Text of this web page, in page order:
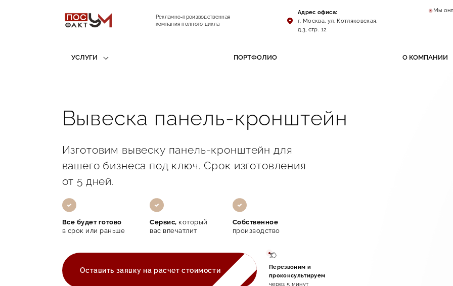
Рекламно-производственная
компания полного цикла
Адрес офиса:
г. Москва, ул. Котляковская,
д.3, стр. 12
Мы
УСЛУГИ ПОРТФОЛИО О КОМПАНИИ
Вывеска панель-кронштейн
Изготовим вывеску панель-кронштейн для
вашего бизнеса под ключ. Срок изготовления
от 5 дней.
Все будет готово
в срок или раньше
Сервис, который
вас впечатлит
Собственное
производство
Оставить заявку на расчет стоимости
Перезвоним и
проконсультируем
через 5 минут